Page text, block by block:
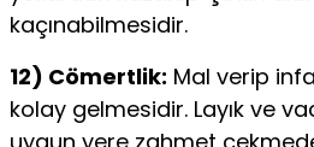
kaçınabilmesidir.
12) Cömertlik: Mal verip
kolay gel­mesidir. Layık ve